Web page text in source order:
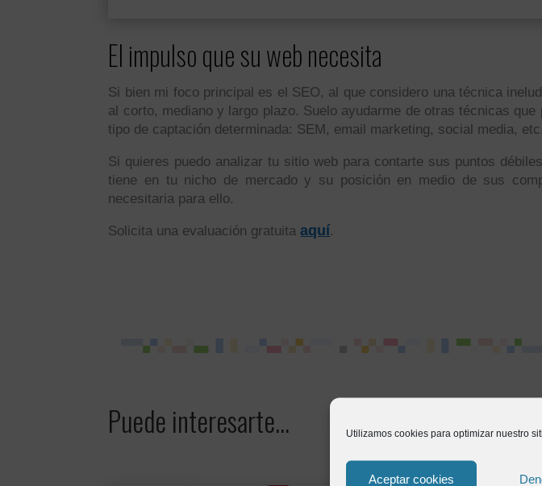
Utilizamos cookies para optimizar nuestro
Aceptar cookies
El impulso que su web necesita
Si bien mi foco principal es el SEO, al que considero una técnica
al corto, mediano y largo plazo. Suelo ayudarme de otras técnicas
tipo de captación determinada: SEM, email marketing, social media, etc.
Si quieres puedo analizar tu sitio web para contarte sus puntos
tiene en tu nicho de mercado y su posición en medio de sus
necesitaria para ello.
Solicita una evaluación gratuitaaquí.
Puede interesarte…